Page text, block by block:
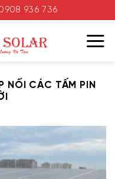
936 736
NỐI CÁC TẤM PIN